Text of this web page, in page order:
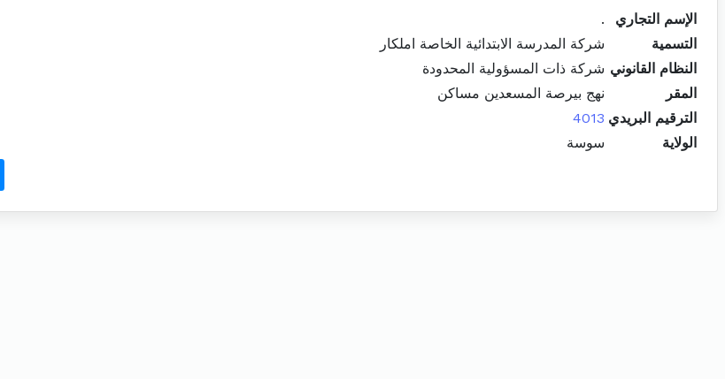
الإسم التجاري
.
التسمية
شركة المدرسة الابتدائية الخاصة املكار
النظام القانوني شركة ذات المسؤولية المحدودة
المقر
نهج بيرصة المسعدين مساكن
الترقيم البريدي 4013
الولاية
سوسة